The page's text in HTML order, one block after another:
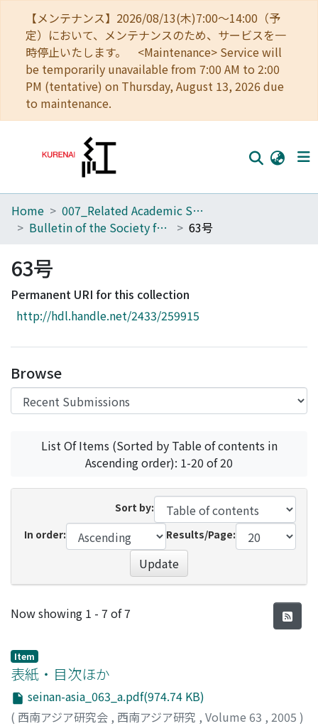
【メンテナンス】2026/08/13(木)7:00～14:00（予
定）において、メンテナンスのため、サービスを一
時停止いたします。 <Maintenance> Service will
be temporarily unavailable from 7:00 AM to 2:00
PM (tentative) on Thursday, August 13, 2026 due
to maintenance.
Home
Browse
Download Ranking
Access Statistics
Home
007_Related Academic Societies
Bulletin of the Society for Western and Southern Asiatic Studies, Kyoto University
63号
63号
Permanent URI for this collection
http://hdl.handle.net/2433/259915
Browse
List Of Items (Sorted by Table of contents in
Ascending order): 1-20 of 20
Sort by:
In order:
Results/Page:
Update
Recent Submissions
Now showing 1 - 7 of 7
Item
表紙・目次ほか
seinan-asia_063_a.pdf(974.74 KB)
( 西南アジア研究会 , 西南アジア研究 , Volume 63 , 2005 )